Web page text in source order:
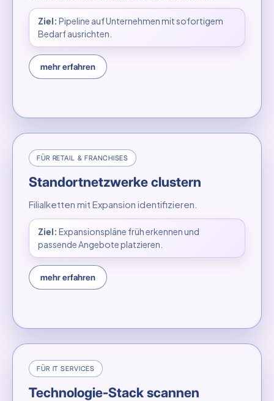
Ziel: Pipeline auf Unternehmen mit sofortigem
Bedarf ausrichten.
mehr erfahren
FÜR RETAIL & FRANCHISES
Standortnetzwerke clustern
Filialketten mit Expansion identifizieren.
Ziel: Expansionspläne früh erkennen und
passende Angebote platzieren.
mehr erfahren
FÜR IT SERVICES
Technologie-Stack scannen